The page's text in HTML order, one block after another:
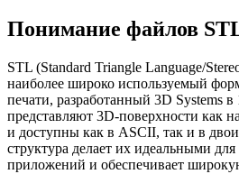
Понимание файлов
STL (Standard Triangle Language/
наиболее широко используемый
печати, разработанный 3D Systems
представляют 3D-поверхности как
и доступны как в ASCII, так и в
структура делает их идеальными
приложений и обеспечивает